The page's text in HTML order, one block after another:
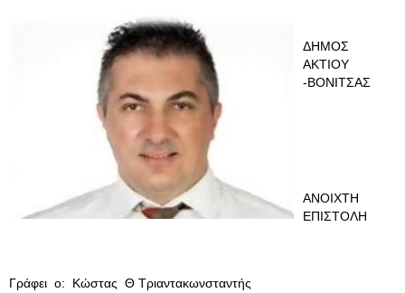
ΔΗΜΟΣ
ΑΚΤΙΟΥ
-ΒΟΝΙΤΣΑΣ
ΑΝΟΙΧΤΗ
ΕΠΙΣΤΟΛΗ
Γράφει ο: Κώστας Θ Τριαντακωνσταντής